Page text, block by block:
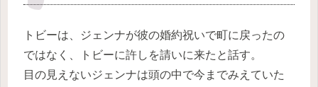
トビーは、ジェンナが彼の婚約祝いで町に戻ったの
ではなく、トビーに許しを請いに来たと話す。
目の見えないジェンナは頭の中で今までみえていた